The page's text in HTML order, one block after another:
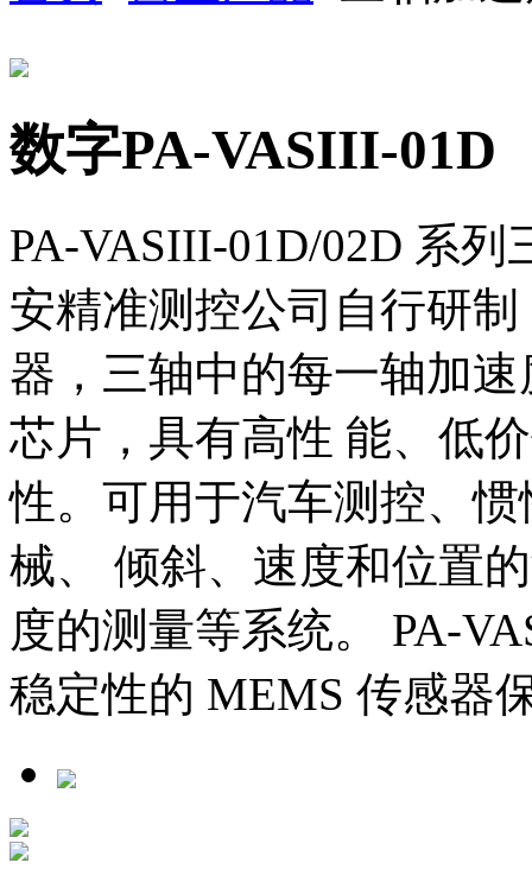
数字PA-VASIII-01D
PA-VASIII-01D/02D 系
安精准测控公司自行研
器，三轴中的每一轴加
芯片，具有高性 能、低
性。可用于汽车测控、
械、 倾斜、速度和位置
度的测量等系统。 PA-
稳定性的 MEMS 传感器